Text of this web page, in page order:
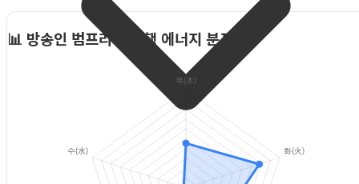
📊 방송인 범프리카 오행 에너지 분포